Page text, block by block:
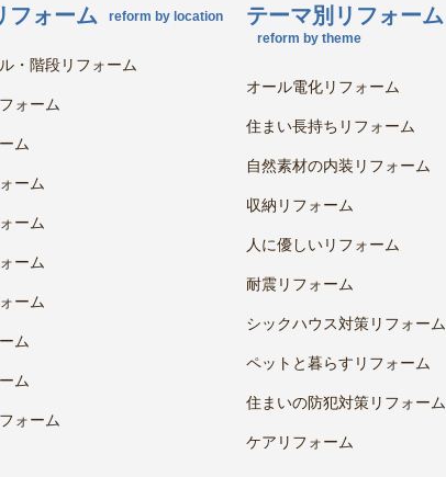
フォーム reform by location
・階段リフォーム
ォーム
ム
ーム
ーム
ーム
ーム
ム
ム
ォーム
テーマ別リフォーム
reform by theme
オール電化リフォーム
住まい長持ちリフォーム
自然素材の内装リフォーム
収納リフォーム
人に優しいリフォーム
耐震リフォーム
シックハウス対策リフォーム
ペットと暮らすリフォーム
住まいの防犯対策リフォーム
ケアリフォーム